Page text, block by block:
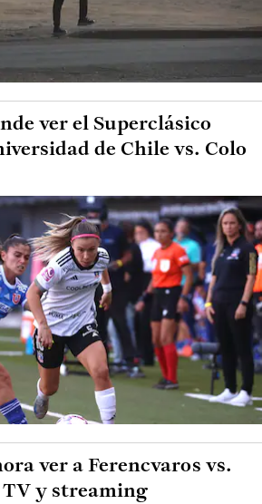
ver el Superclásico
de Chile vs. Colo
ver a Ferencvaros vs.
y streaming